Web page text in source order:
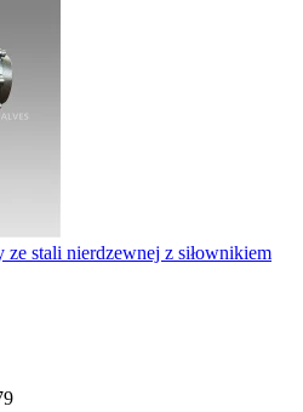
stali nierdzewnej z siłownikiem